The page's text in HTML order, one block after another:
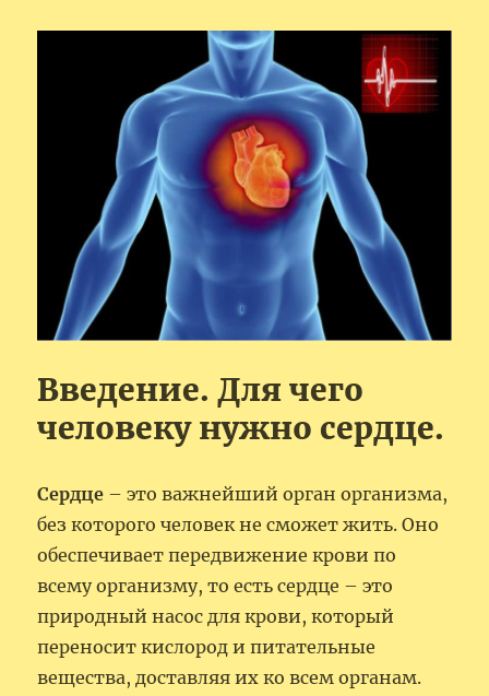
Введение. Для чего
человеку нужно сердце.
Сердце – это важнейший орган организма,
без которого человек не сможет жить. Оно
обеспечивает передвижение крови по
всему организму, то есть сердце – это
природный насос для крови, который
переносит кислород и питательные
вещества, доставляя их ко всем органам.